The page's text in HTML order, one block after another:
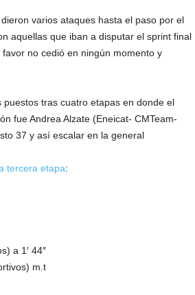
varios ataques hasta el paso por el
aquellas que iban a disputar el sprint final
no cedió en ningún momento y
tras cuatro etapas en donde el
fue Andrea Alzate (Eneicat- CMTeam-
37 y así escalar en la general
tercera etapa:
a 1′ 44″
m.t